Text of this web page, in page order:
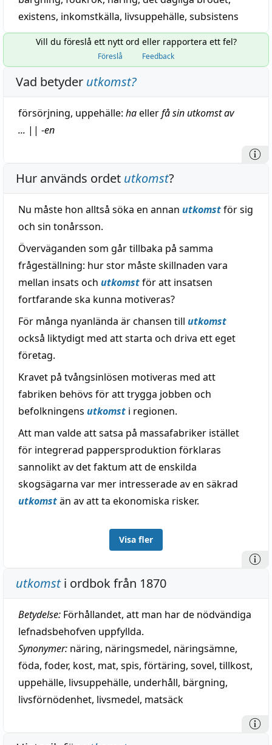
existens, inkomstkälla, livsuppehälle, subsistens
Vill du föreslå ett nytt ord eller rapportera ett fel?
Föreslå Feedback
Vad betyder utkomst?
försörjning, uppehälle: haellerfå sin utkomst av
... || -en
Hur används ordet utkomst?
Nu måste hon alltså söka en annan utkomstför sig
och sin tonårsson.
Överväganden som går tillbaka på samma
frågeställning: hur stor måste skillnaden vara
mellan insats och utkomstför att insatsen
fortfarande ska kunna motiveras?
För många nyanlända är chansen till utkomst
också liktydigt med att starta och driva ett eget
företag.
Kravet på tvångsinlösen motiveras med att
fabriken behövs för att trygga jobben och
befolkningens utkomst i regionen.
Att man valde att satsa på massafabriker istället
för integrerad pappersproduktion förklaras
sannolikt av det faktum att de enskilda
skogsägarna var mer intresserade av en säkrad
utkomstän av att ta ekonomiska risker.
Visa fler
utkomsti ordbok från 1870
Betydelse: Förhållandet, att man har de nödvändiga
lefnadsbehofven uppfyllda.
Synonymer: näring, näringsmedel, näringsämne,
föda, foder, kost, mat, spis, förtäring, sovel, tillkost,
uppehälle, livsuppehälle, underhåll, bärgning,
livsförnödenhet, livsmedel, matsäck